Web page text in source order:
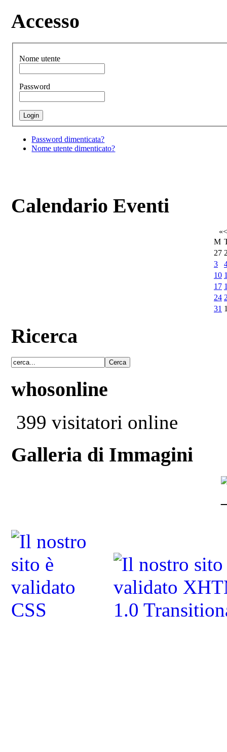
Accesso
Nome utente
Password
Password dimenticata?
Nome utente dimenticato?
Calendario Eventi
«<
M
27
3
10
17
24
31
Ricerca
whosonline
399 visitatori online
Galleria di Immagini